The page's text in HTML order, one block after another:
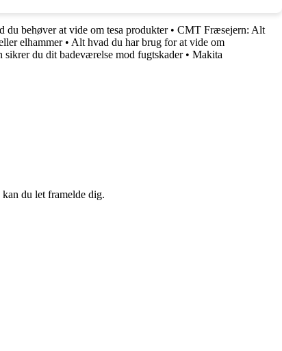
behøver at vide om tesa produkter• CMT Fræsejern: Alt
elhammer• Alt hvad du har brug for at vide om
sikrer du dit badeværelse mod fugtskader• Makita
du let framelde dig.